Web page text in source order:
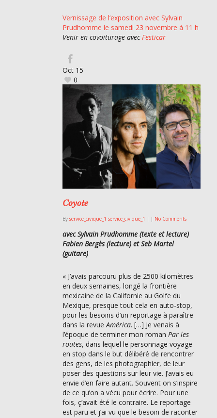
Vernissage de l’exposition avec Sylvain
Prudhomme le samedi 23 novembre à 11 h
Venir en covoiturage avecFesticar
Oct 15
0
Coyote
By service_civique_1 service_civique_1 | | No Comments
avec Sylvain Prudhomme (texte et lecture)
Fabien Bergès (lecture) et Seb Martel
(guitare)
« J’avais parcouru plus de 2500 kilomètres
en deux semaines, longé la frontière
mexicaine de la Californie au Golfe du
Mexique, presque tout cela en auto-stop,
pour les besoins d’un reportage à paraître
dans la revue América. […] Je venais à
l’époque de terminer mon roman Par les
routes, dans lequel le personnage voyage
en stop dans le but délibéré de rencontrer
des gens, de les photographier, de leur
poser des questions sur leur vie. J’avais eu
envie d’en faire autant. Souvent on s’inspire
de ce qu’on a vécu pour écrire. Pour une
fois, ç’avait été le contraire. Le reportage
est paru et j’ai vu que le besoin de raconter